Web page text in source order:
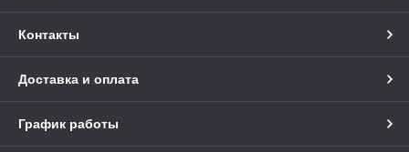
Контакты
Доставка и оплата
График работы